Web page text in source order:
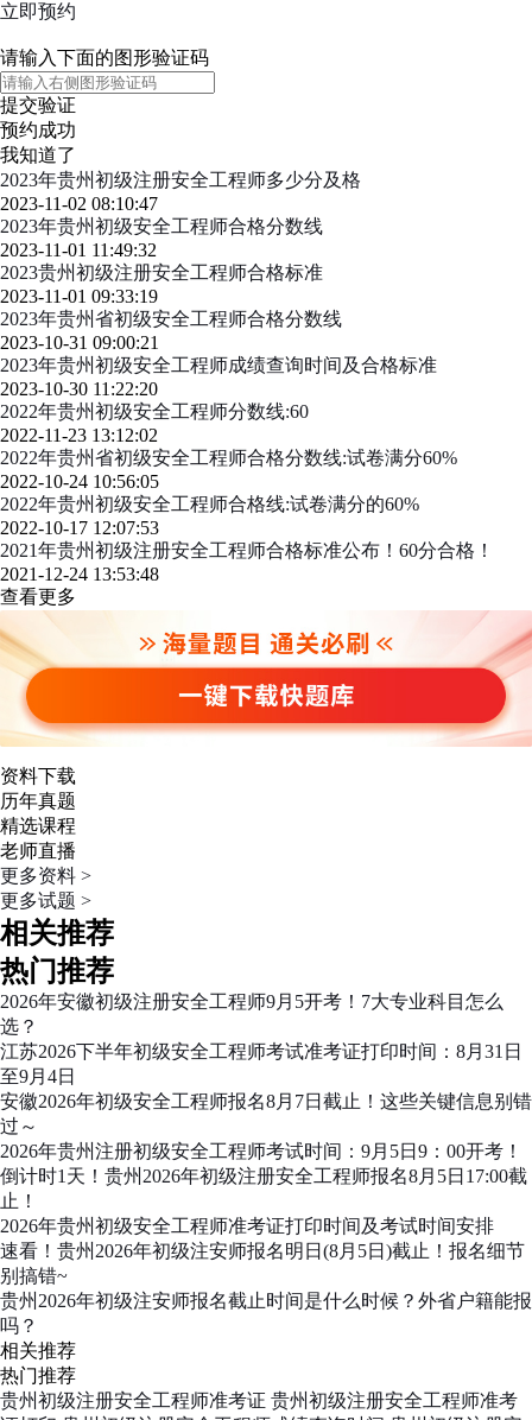
立即预约
请输入下面的图形验证码
提交验证
预约成功
我知道了
2023年贵州初级注册安全工程师多少分及格
2023-11-02 08:10:47
2023年贵州初级安全工程师合格分数线
2023-11-01 11:49:32
2023贵州初级注册安全工程师合格标准
2023-11-01 09:33:19
2023年贵州省初级安全工程师合格分数线
2023-10-31 09:00:21
2023年贵州初级安全工程师成绩查询时间及合格标准
2023-10-30 11:22:20
2022年贵州初级安全工程师分数线:60
2022-11-23 13:12:02
2022年贵州省初级安全工程师合格分数线:试卷满分60%
2022-10-24 10:56:05
2022年贵州初级安全工程师合格线:试卷满分的60%
2022-10-17 12:07:53
2021年贵州初级注册安全工程师合格标准公布！60分合格！
2021-12-24 13:53:48
查看更多
资料下载
历年真题
精选课程
老师直播
更多资料 >
更多试题 >
相关推荐
热门推荐
2026年安徽初级注册安全工程师9月5开考！7大专业科目怎么
选？
江苏2026下半年初级安全工程师考试准考证打印时间：8月31日
至9月4日
安徽2026年初级安全工程师报名8月7日截止！这些关键信息别错
过～
2026年贵州注册初级安全工程师考试时间：9月5日9：00开考！
倒计时1天！贵州2026年初级注册安全工程师报名8月5日17:00截
止！
2026年贵州初级安全工程师准考证打印时间及考试时间安排
速看！贵州2026年初级注安师报名明日(8月5日)截止！报名细节
别搞错~
贵州2026年初级注安师报名截止时间是什么时候？外省户籍能报
吗？
相关推荐
热门推荐
贵州初级注册安全工程师准考证 贵州初级注册安全工程师准考